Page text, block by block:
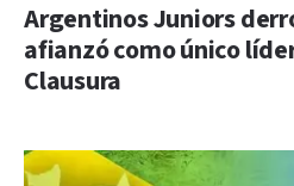
Argentinos Juniors
afianzó como único
Clausura